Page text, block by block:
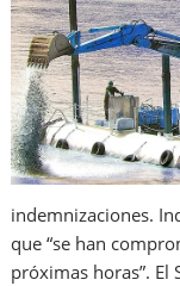
indemnizaciones.
que “se han
próximas horas”. El